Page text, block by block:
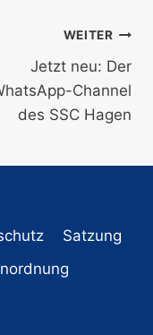
WEITER
Jetzt neu: Der
Channel
des SSC Hagen
Satzung